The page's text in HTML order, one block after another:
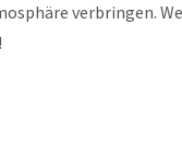
verbringen.